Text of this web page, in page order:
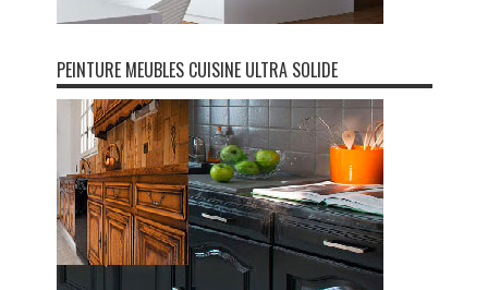
PEINTURE MEUBLES CUISINE ULTRA SOLIDE